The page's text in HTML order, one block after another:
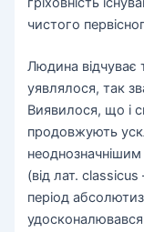
чистого
Людина відчуває
уявлялося, так
Виявилося, що і
продовжують
(від лат.
період